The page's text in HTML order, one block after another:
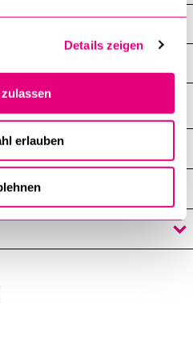
Details zeigen
erlauben